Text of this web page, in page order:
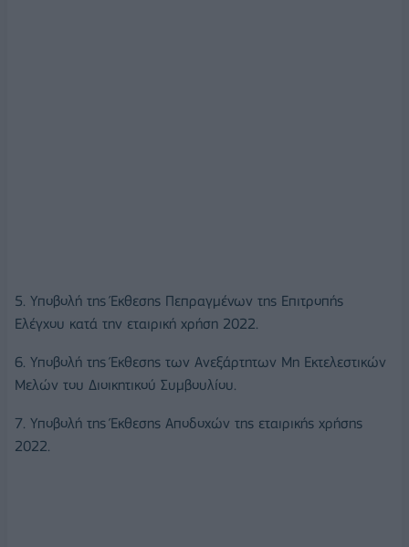
5. Υποβολή της Έκθεσης Πεπραγμένων της Επιτροπής
Ελέγχου κατά την εταιρική χρήση 2022.
6. Υποβολή της Έκθεσης των Ανεξάρτητων Μη Εκτελεστικών
Μελών του Διοικητικού Συμβουλίου.
7. Υποβολή της Έκθεσης Αποδοχών της εταιρικής χρήσης
2022.